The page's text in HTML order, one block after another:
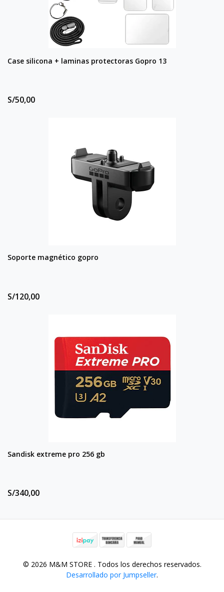
Case silicona + laminas protectoras Gopro 13
S/50,00
Soporte magnético gopro
S/120,00
Sandisk extreme pro 256 gb
S/340,00
© 2026 M&M STORE . Todos los derechos reservados.
Desarrollado por Jumpseller.